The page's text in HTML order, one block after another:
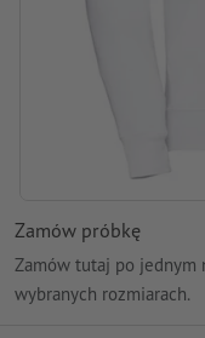
Zamów próbkę
Zamów tutaj po jednym
wybranych rozmiarach.